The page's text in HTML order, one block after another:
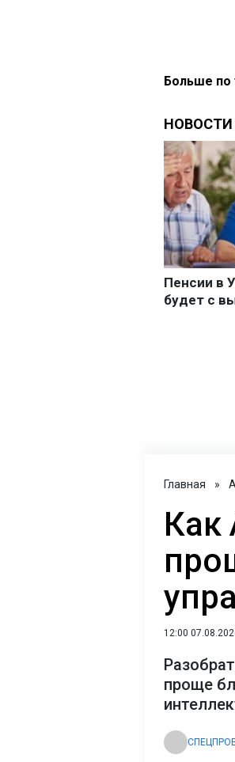
Больше по
Главная »
Как
12:00
проще